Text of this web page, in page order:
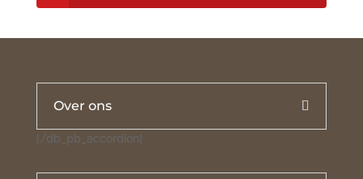
Over ons
[/db_pb_accordion]